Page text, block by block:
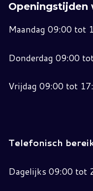
Openingstijden
Maandag 09:00 tot
Donderdag 09:00
Vrijdag 09:00 tot
Telefonisch
Dagelijks 09:00 tot